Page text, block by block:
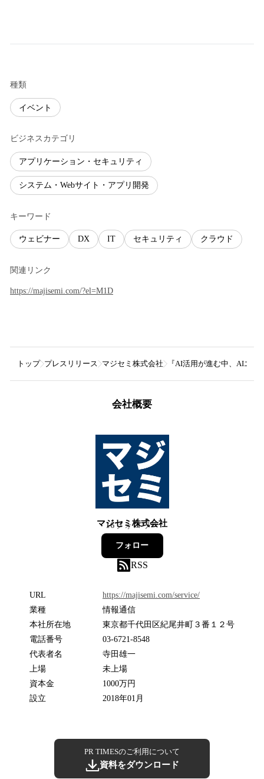
種類
イベント
ビジネスカテゴリ
アプリケーション・セキュリティ
システム・Webサイト・アプリ開発
キーワード
ウェビナー DX IT セキュリティ クラウド
関連リンク
https://majisemi.com/?el=M1D
トップ プレスリリース マジセミ株式会社 『AI活用が進む中、AIエ
会社概要
マジセミ株式会社
16フォロワー
フォロー
RSS
URL
https://majisemi.com/service/
業種
情報通信
本社所在地
東京都千代田区紀尾井町３番１２号
電話番号
03-6721-8548
代表者名
寺田雄一
上場
未上場
資本金
1000万円
設立
2018年01月
PR TIMESのご利用について
資料をダウンロード